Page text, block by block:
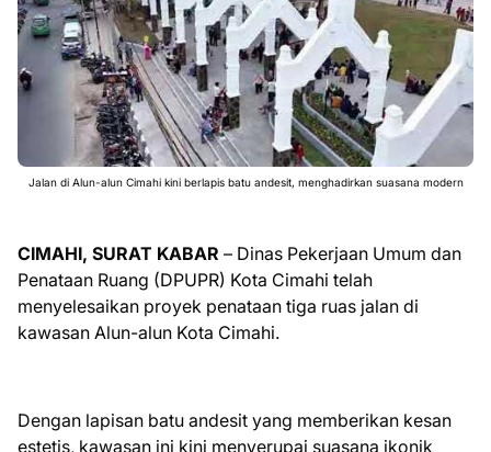
Jalan di Alun-alun Cimahi kini berlapis batu andesit, menghadirkan suasana modern
CIMAHI, SURAT KABAR – Dinas Pekerjaan Umum dan
Penataan Ruang (DPUPR) Kota Cimahi telah
menyelesaikan proyek penataan tiga ruas jalan di
kawasan Alun-alun Kota Cimahi.
Dengan lapisan batu andesit yang memberikan kesan
estetis, kawasan ini kini menyerupai suasana ikonik